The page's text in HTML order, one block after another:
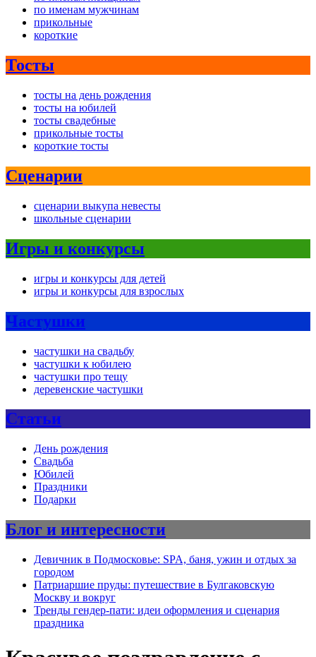
по именам мужчинам
прикольные
короткие
Тосты
тосты на день рождения
тосты на юбилей
тосты свадебные
прикольные тосты
короткие тосты
Сценарии
сценарии выкупа невесты
школьные сценарии
Игры и конкурсы
игры и конкурсы для детей
игры и конкурсы для взрослых
Частушки
частушки на свадьбу
частушки к юбилею
частушки про тещу
деревенские частушки
Статьи
День рождения
Свадьба
Юбилей
Праздники
Подарки
Блог и интересности
Девичник в Подмосковье: SPA, баня, ужин и отдых за
городом
Патриаршие пруды: путешествие в Булгаковскую
Москву и вокруг
Тренды гендер-пати: идеи оформления и сценария
праздника